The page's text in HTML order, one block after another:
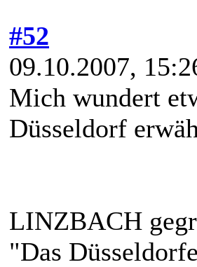
#52
09.10.2007,
Mich wundert
Düsseldorf
LINZBACH
"Das